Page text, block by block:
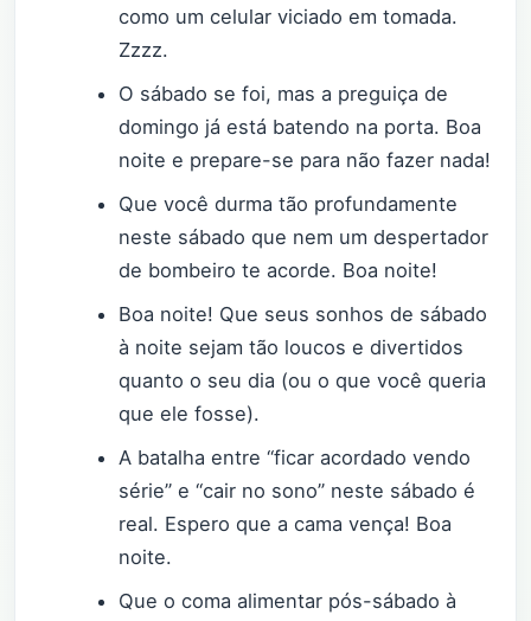
como um celular viciado em tomada.
Zzzz.
O sábado se foi, mas a preguiça de
domingo já está batendo na porta. Boa
noite e prepare-se para não fazer nada!
Que você durma tão profundamente
neste sábado que nem um despertador
de bombeiro te acorde. Boa noite!
Boa noite! Que seus sonhos de sábado
à noite sejam tão loucos e divertidos
quanto o seu dia (ou o que você queria
que ele fosse).
A batalha entre “ficar acordado vendo
série” e “cair no sono” neste sábado é
real. Espero que a cama vença! Boa
noite.
Que o coma alimentar pós-sábado à